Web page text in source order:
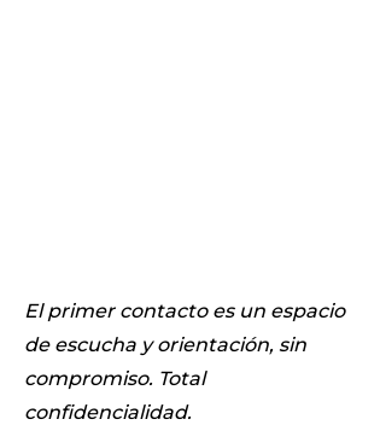
El primer contacto es un espacio
de escucha y orientación, sin
compromiso. Total
confidencialidad.